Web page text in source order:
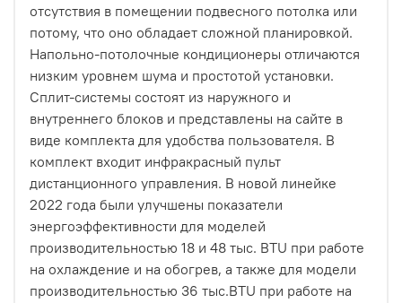
отсутствия в помещении подвесного потолка или
потому, что оно обладает сложной планировкой.
Напольно-потолочные кондиционеры отличаются
низким уровнем шума и простотой установки.
Сплит-системы состоят из наружного и
внутреннего блоков и представлены на сайте в
виде комплекта для удобства пользователя. В
комплект входит инфракрасный пульт
дистанционного управления. В новой линейке
2022 года были улучшены показатели
энергоэффективности для моделей
производительностью 18 и 48 тыс. BTU при работе
на охлаждение и на обогрев, а также для модели
производительностью 36 тыс.BTU при работе на